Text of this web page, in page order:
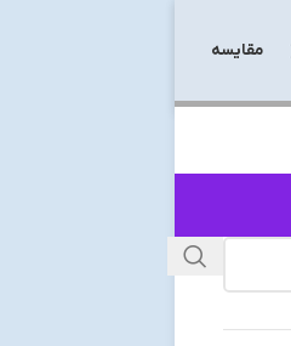
مقایسه